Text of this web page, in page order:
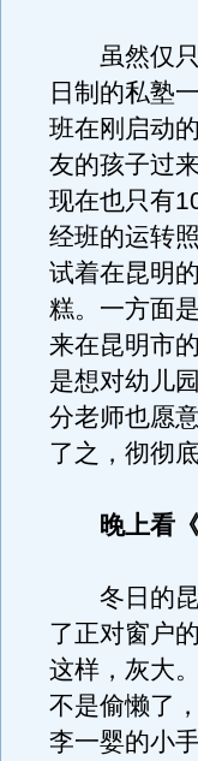
虽然仅只
日制的私塾
班在刚启动
友的孩子过
现在也只有
经班的运转
试着在昆明
糕。一方面
来在昆明市
是想对幼儿
分老师也愿
了之，彻彻
晚上看
冬日的昆
了正对窗户
这样，灰大
不是偷懒了
李一婴的小